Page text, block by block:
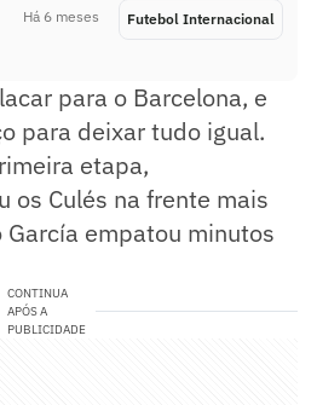
Há 6 meses Futebol Internacional
para o Barcelona, e
para deixar tudo igual.
etapa,
os Culés na frente mais
García empatou minutos
CONTINUA
APÓS A
PUBLICIDADE